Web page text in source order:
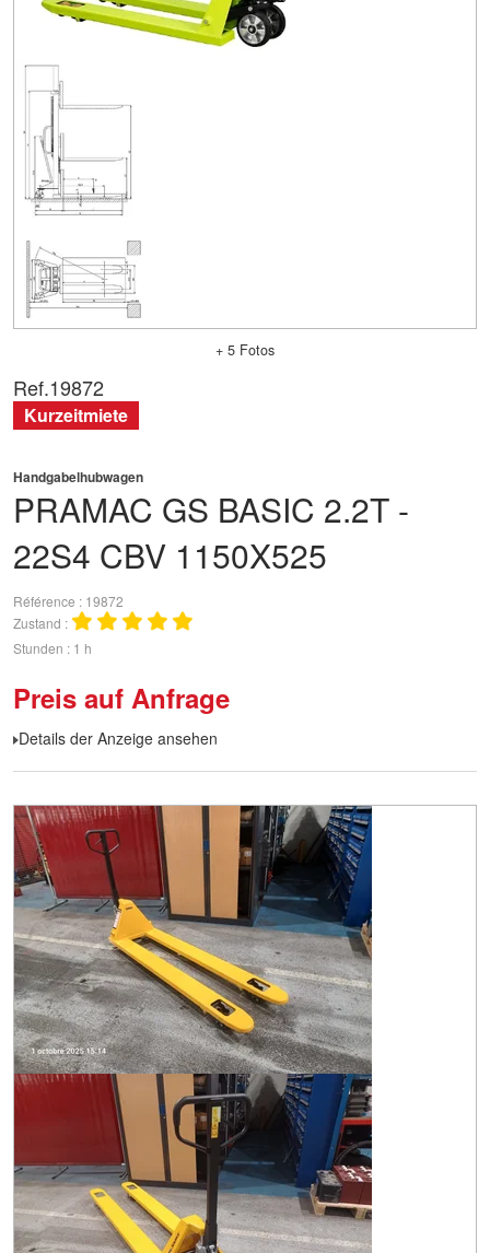
+ 5 Fotos
PRAMAC GS BASIC 2.2T -
22S4 CBV 1150X525
Handgabelhubwagen
Référence
19872
Zustand
Stunden
1 h
Preis auf Anfrage
Details der Anzeige ansehen
Ref.19872
Kurzeitmiete